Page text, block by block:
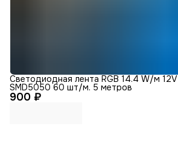
900 ₽
Светодиодная лента RGB 14.4 W/м 12V
SMD5050 60 шт/м. 5 метров